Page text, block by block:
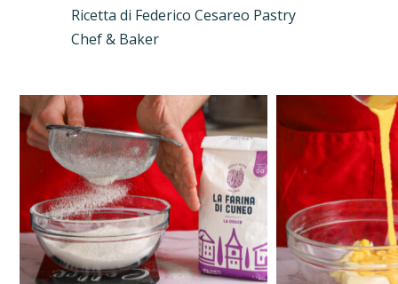
Nessun prodotto nel carrello.
Vai Al Negozio
Ricetta di Federico Cesareo Pastry
Chef & Baker